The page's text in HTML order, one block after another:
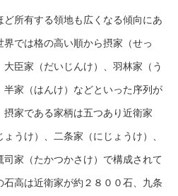
所有する領地も広くなる傾向にあ
では格の高い順から摂家（せっ
臣家（だいじんけ）、羽林家（う
半家（はんけ）などといった序列が
家である家柄は五つあり近衛家
ょうけ）、二条家（にじょうけ）、
家（たかつかさけ）で構成されて
高は近衛家が約２８００石、九条